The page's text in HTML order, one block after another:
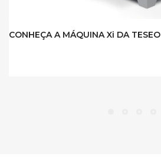
CONHEÇA A MÁQUINA Xi DA TESEO